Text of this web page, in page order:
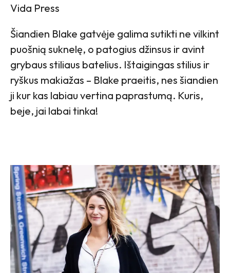
Vida Press
Šiandien Blake gatvėje galima sutikti ne vilkint
puošnią suknelę, o patogius džinsus ir avint
grybaus stiliaus batelius. Ištaigingas stilius ir
ryškus makiažas – Blake praeitis, nes šiandien
ji kur kas labiau vertina paprastumą. Kuris,
beje, jai labai tinka!